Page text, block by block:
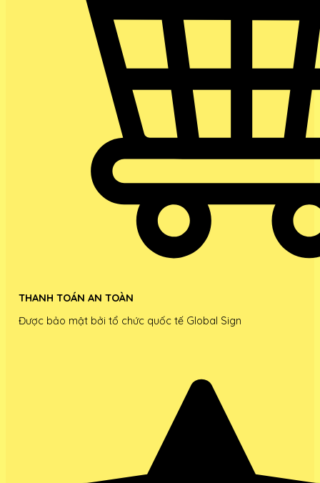
THANH TOÁN AN TOÀN
Được bảo mật bởi tổ chức quốc tế Global Sign